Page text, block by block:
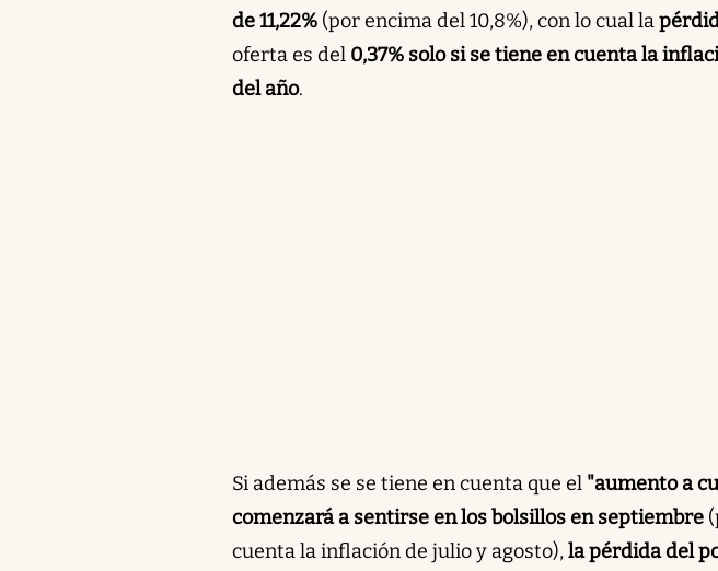
de 11,22% (por encima del 10,8%), con lo cual la
oferta es del 0,37% solo si se tiene en cuenta la
del año.
Si además se se tiene en cuenta que el "aumento a
comenzará a sentirse en los bolsillos en septiembre
cuenta la inflación de julio y agosto),la pérdida del